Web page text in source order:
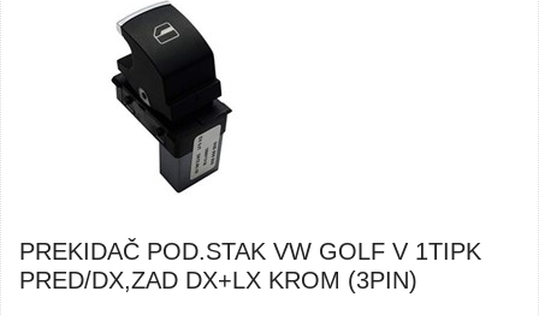
PREKIDAČ POD.STAK VW GOLF V 1TIPK
PRED/DX,ZAD DX+LX KROM (3PIN)